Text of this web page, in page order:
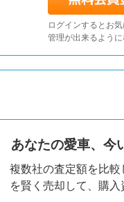
ログインするとお
管理が出来るよう
あなたの愛車、今
複数社の査定額を比
を賢く売却して、購入